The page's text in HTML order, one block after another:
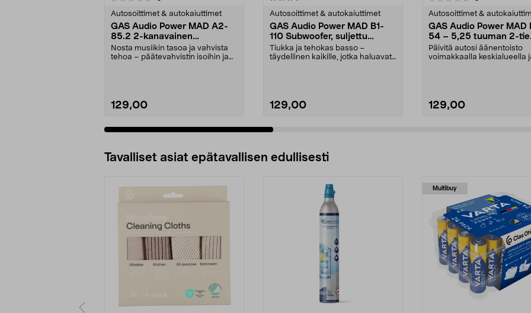
Autosoittimet & autokaiuttimet
GAS Audio Power MAD A2-
85.2 2-kanavainen
päätevahvistin, 2 x 85 W
RMS
Nosta musiikin tasoa ja vahvista
tehoa – päätevahvistin isoihin ja
129,00
Autosoittimet & autokaiuttimet
GAS Audio Power MAD B1-
110 Subwoofer, suljettu
kotelo, 10 tuumaa, 250 W
RMS
Tiukka ja tehokas basso –
täydellinen kaikille, jotka haluavat
129,00
Autosoittimet &
GAS Audio Power MAD
54 – 5,25 tuuman 2-tie
kaiutinsarja
autostereojärjestelmiin
Päivitä autosi äänentoisto
voimakkaalla keskialueella
129,00
Tavalliset asiat epätavallisen edullisesti
Multibuy